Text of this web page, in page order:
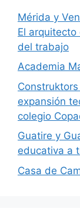
​Mérida y
El
del trabajo
Academia
expansión
colegio
Guatire y
educativa a
Casa de